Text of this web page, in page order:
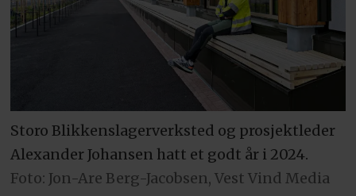
Storo Blikkenslagerverksted og prosjektleder
Alexander Johansen hatt et godt år i 2024.
Foto: Jon-Are Berg-Jacobsen, Vest Vind Media